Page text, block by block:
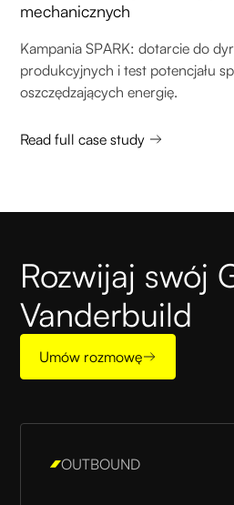
mechanicznych
Kampania SPARK: dotarcie do
produkcyjnych i test potencjału
oszczędzających energię.
Read full case study
Rozwijaj swój
Vanderbuild
Umów rozmowę
OUTBOUND